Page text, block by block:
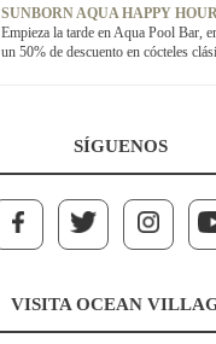
SUNBORN AQUA HAPPY
Empieza la tarde en Aqua Pool Bar,
un 50% de descuento en cócteles
SÍGUENOS
VISITA OCEAN